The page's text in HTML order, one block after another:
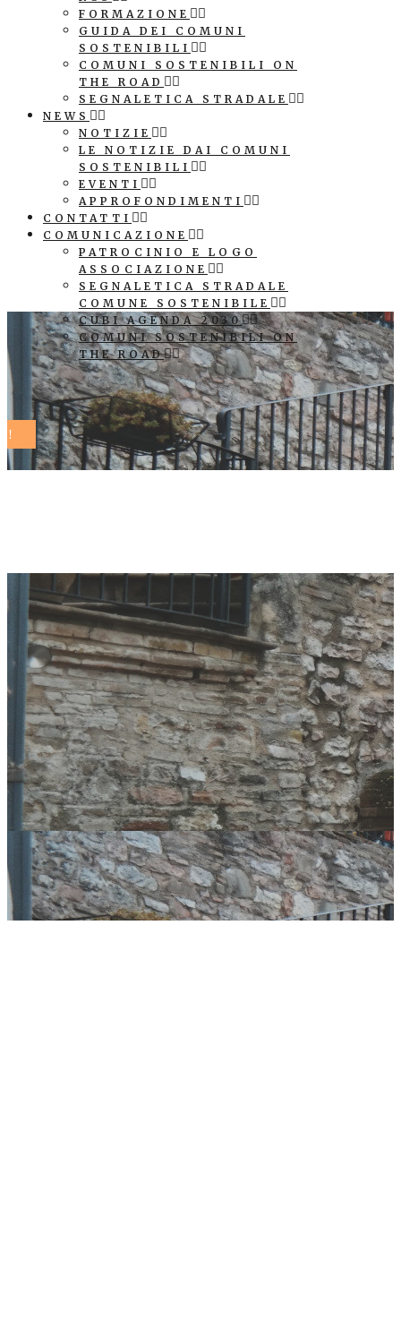
FORMAZIONE
GUIDA DEI COMUNI
SOSTENIBILI
COMUNI SOSTENIBILI ON
THE ROAD
SEGNALETICA STRADALE
NEWS
NOTIZIE
LE NOTIZIE DAI COMUNI
SOSTENIBILI
EVENTI
APPROFONDIMENTI
CONTATTI
COMUNICAZIONE
PATROCINIO E LOGO
ASSOCIAZIONE
SEGNALETICA STRADALE
COMUNE SOSTENIBILE
CUBI AGENDA 2030
COMUNI SOSTENIBILI ON
THE ROAD